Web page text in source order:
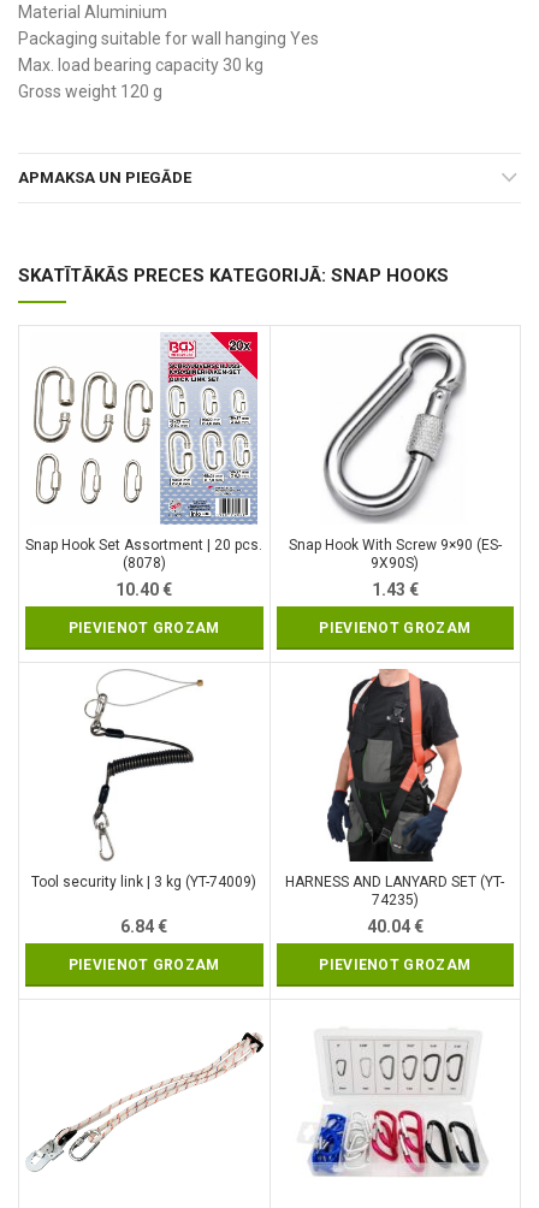
Material Aluminium
Packaging suitable for wall hanging Yes
Max. load bearing capacity 30 kg
Gross weight 120 g
APMAKSA UN PIEGĀDE
SKATĪTĀKĀS PRECES KATEGORIJĀ: SNAP HOOKS
Snap Hook Set Assortment | 20 pcs.
(8078)
10.40€
PIEVIENOT GROZAM
Snap Hook With Screw 9×90 (ES-
9X90S)
1.43 €
PIEVIENOT GROZAM
Tool security link | 3 kg (YT-74009)
6.84€
PIEVIENOT GROZAM
HARNESS AND LANYARD SET (YT-
74235)
40.04€
PIEVIENOT GROZAM